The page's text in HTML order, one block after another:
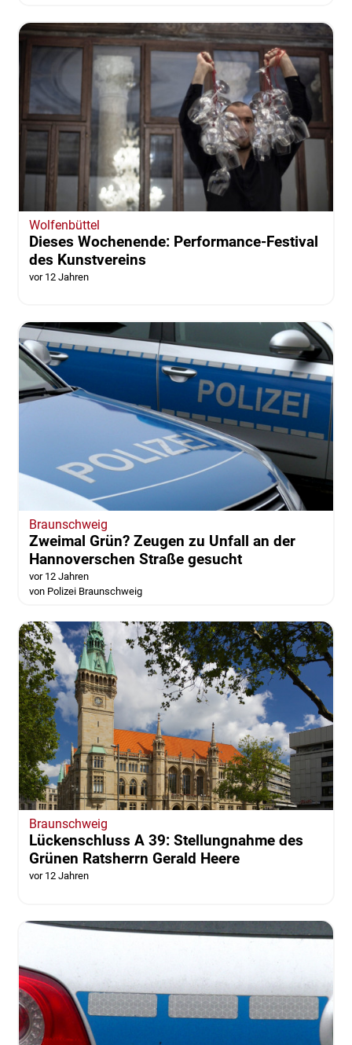
Wolfenbüttel
Dieses Wochenende: Performance-Festival
des Kunstvereins
vor 12 Jahren
Braunschweig
Zweimal Grün? Zeugen zu Unfall an der
Hannoverschen Straße gesucht
vor 12 Jahren
von Polizei Braunschweig
Braunschweig
Lückenschluss A 39: Stellungnahme des
Grünen Ratsherrn Gerald Heere
vor 12 Jahren